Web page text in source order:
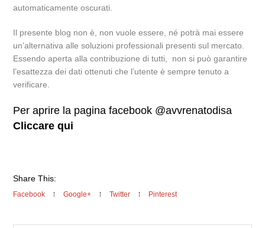
automaticamente oscurati.
Il presente blog non è, non vuole essere, né potrà mai essere
un’alternativa alle soluzioni professionali presenti sul mercato.
Essendo aperta alla contribuzione di tutti, non si può garantire
l’esattezza dei dati ottenuti che l’utente è sempre tenuto a
verificare.
Per aprire la pagina facebook @avvrenatodisa
Cliccare qui
Share This:
Facebook Google+ Twitter Pinterest